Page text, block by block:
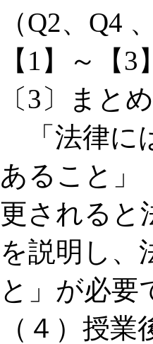
（Q2、Q4
【1】～【
〔3〕まと
「法律に
あること」
更されると
を説明し、
と」が必要
（４）授